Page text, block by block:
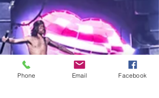
Phone Email Facebook